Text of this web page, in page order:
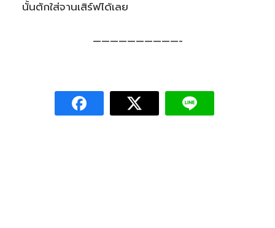
นั้นตักใส่จานเสิร์ฟได้เลย
——————————-